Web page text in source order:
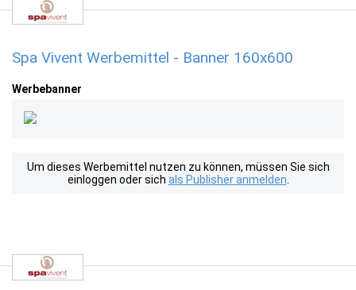
Spa Vivent Werbemittel - Banner 160x600
Werbebanner
Um dieses Werbemittel nutzen zu können, müssen Sie sich
einloggen oder sich als Publisher anmelden